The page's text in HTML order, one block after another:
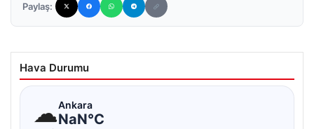
Paylaş:
Hava Durumu
☁Ankara
NaN°C